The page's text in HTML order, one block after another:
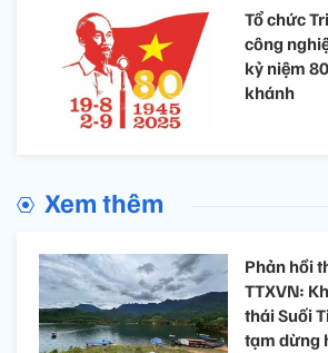
Tổ chức
công
kỷ niệm
khánh
Xem thêm
Phản hồi
TTXVN:
thái Suối
tạm dừng